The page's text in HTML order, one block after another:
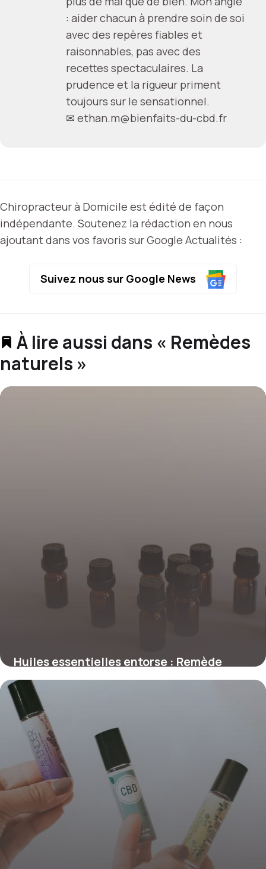
: aider chacun à prendre soin de soi
avec des repères fiables et
raisonnables, pas avec des
recettes spectaculaires. La
prudence et la rigueur priment
toujours sur le sensationnel.
✉ ethan.m@bienfaits-du-cbd.fr
Chiropracteur à Domicile est édité de façon
indépendante. Soutenez la rédaction en nous
ajoutant dans vos favoris sur Google Actualités :
Suivez nous sur Google News
À lire aussi dans « Remèdes
naturels »
Huiles essentielles entorse : Remède
naturel
16 mai 2026